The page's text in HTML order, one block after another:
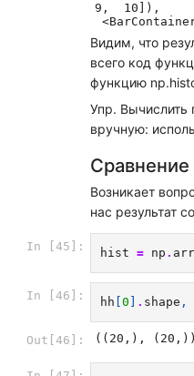
9,  10]),
Видим, что
всего код
функцию
Упр. Вычислить
вручную:
Сравнение
Возникает
нас результат
In [45]: hist = np .
In [46]: hh [0 . shape ,
Out[46]: ((20,), (20,))